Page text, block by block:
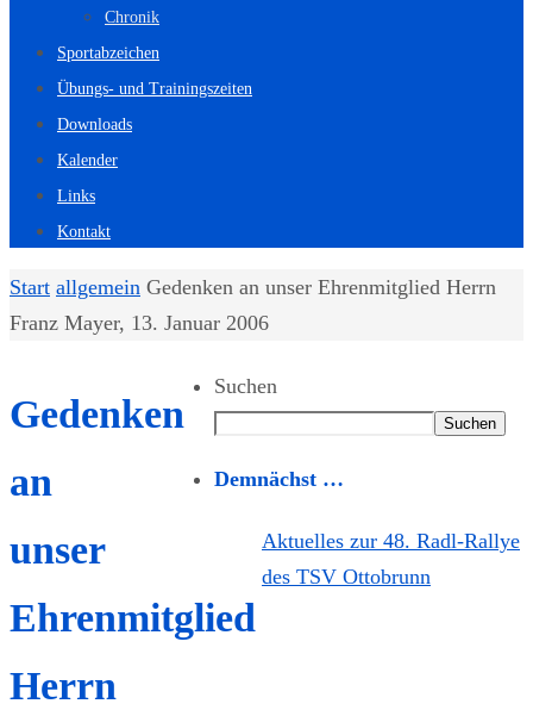
Chronik
Sportabzeichen
Übungs- und Trainingszeiten
Downloads
Kalender
Links
Kontakt
Start allgemein Gedenken an unser Ehrenmitglied Herrn
Franz Mayer, 13. Januar 2006
Gedenken
an
unser
Ehrenmitglied
Herrn
Suchen
Suchen
Demnächst …
Aktuelles zur 48. Radl-Rallye
des TSV Ottobrunn